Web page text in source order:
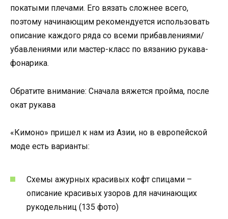
покатыми плечами. Его вязать сложнее всего,
поэтому начинающим рекомендуется использовать
описание каждого ряда со всеми прибавлениями/
убавлениями или мастер-класс по вязанию рукава-
фонарика.
Обратите внимание: Сначала вяжется пройма, после
окат рукава
«Кимоно» пришел к нам из Азии, но в европейской
моде есть варианты:
Схемы ажурных красивых кофт спицами –
описание красивых узоров для начинающих
рукодельниц (135 фото)